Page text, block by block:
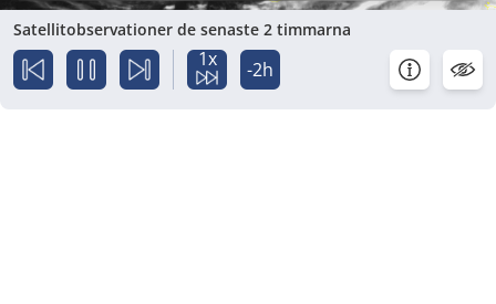
Satellitobservationer de senaste 2 timmarna
1x -2h